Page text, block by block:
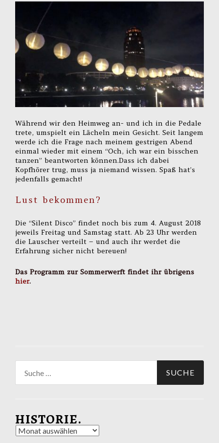
Während wir den Heimweg an- und ich in die Pedale
trete, umspielt ein Lächeln mein Gesicht. Seit langem
werde ich die Frage nach meinem gestrigen Abend
einmal wieder mit einem “Och, ich war ein bisschen
tanzen” beantworten können.Dass ich dabei
Kopfhörer trug, muss ja niemand wissen. Spaß hat’s
jedenfalls gemacht!
Lust bekommen?
Die “Silent Disco” findet noch bis zum 4. August 2018
jeweils Freitag und Samstag statt. Ab 23 Uhr werden
die Lauscher verteilt – und auch ihr werdet die
Erfahrung sicher nicht bereuen!
Das Programm zur Sommerwerft findet ihr übrigens
hier.
nach:
HISTORIE.
Historie.